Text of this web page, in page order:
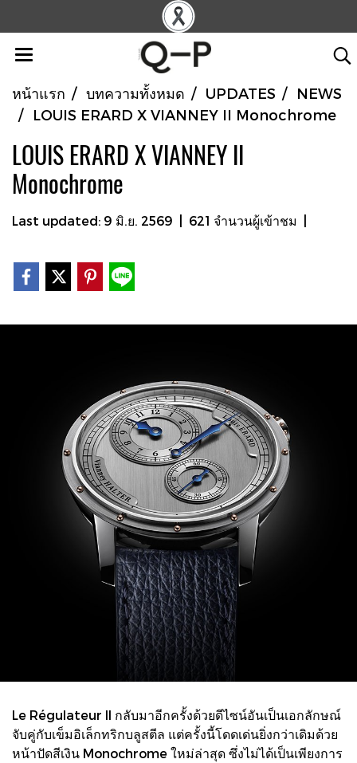
หน้าแรก บทความทั้งหมด UPDATES
NEWS
LOUIS ERARD X VIANNEY II Monochrome
LOUIS ERARD X VIANNEY II
Monochrome
Last updated: 9 มิ.ย. 2569 621 จำนวนผู้เข้าชม
Le Régulateur II กลับมาอีกครั้งด้วยดีไซน์อันเป็นเอกลักษณ์
จับคู่กับเข็มอิเล็กทริกบลูสตีล แต่ครั้งนี้โดดเด่นยิ่งกว่าเดิมด้วย
หน้าปัดสีเงิน Monochrome ใหม่ล่าสุด ซึ่งไม่ได้เป็นเพียงการ